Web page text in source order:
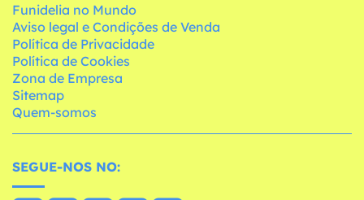
Funidelia no Mundo
Aviso legal e Condições de Venda
Política de Privacidade
Política de Cookies
Zona de Empresa
Sitemap
Quem-somos
SEGUE-NOS NO: